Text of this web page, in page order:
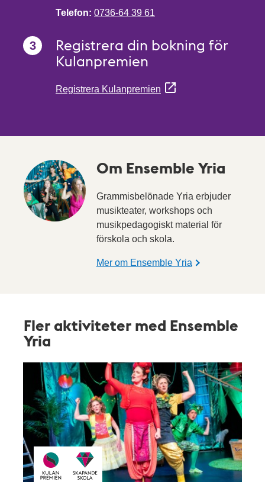
Telefon: 0736-64 39 61
Registrera din bokning för
Kulanpremien
Registrera Kulanpremien
Om Ensemble Yria
Grammisbelönade Yria erbjuder
musikteater, workshops och
musikpedagogiskt material för
förskola och skola.
Mer om Ensemble Yria
Fler aktiviteter med Ensemble
Yria